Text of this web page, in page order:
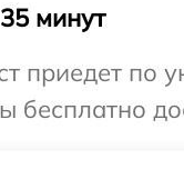
минут
приедет по